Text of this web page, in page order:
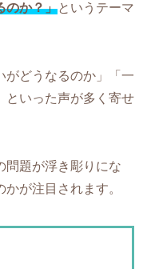
のか？」というテーマ
がどうなるのか」「一
といった声が多く寄せ
問題が浮き彫りにな
が注目されます。